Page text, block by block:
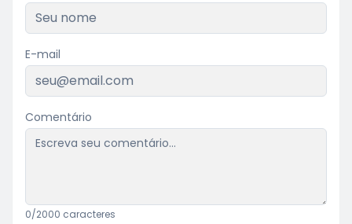
E-mail
Comentário
0/2000 caracteres